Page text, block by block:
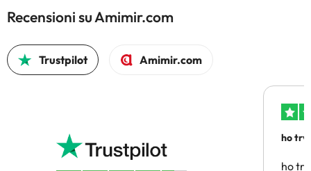
Recensioni su Amimir.com
Trustpilot Amimir.com
ho
ho